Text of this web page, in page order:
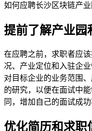
如何应聘长沙区块链产
提前了解产业园
在应聘之前，求职者应
况、产业定位和入驻企
对目标企业的业务范围
的研究，以便在面试中
同，增加自己的面试成功
优化简历和求职